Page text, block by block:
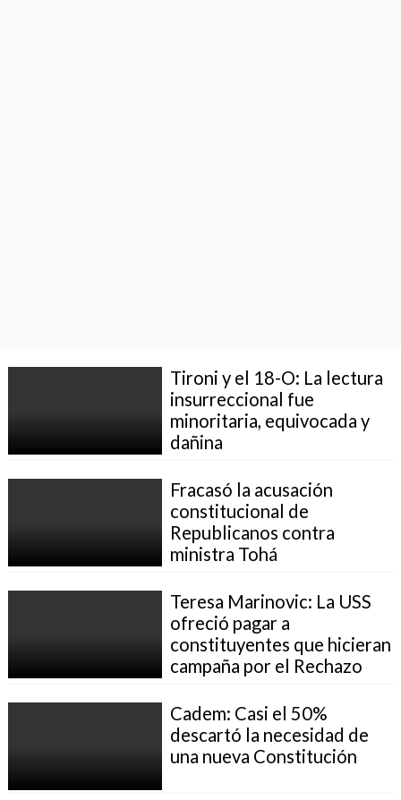
Tironi y el 18-O: La lectura
insurreccional fue
minoritaria, equivocada y
dañina
Fracasó la acusación
constitucional de
Republicanos contra
ministra Tohá
Teresa Marinovic: La USS
ofreció pagar a
constituyentes que hicieran
campaña por el Rechazo
Cadem: Casi el 50%
descartó la necesidad de
una nueva Constitución